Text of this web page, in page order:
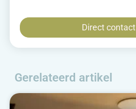
Direct contact
Gerelateerd artikel